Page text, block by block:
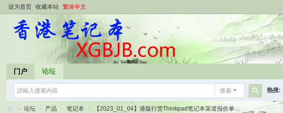
设为首页 收藏本站 繁体中文
门户 论坛
搜索
搜
熱搜:
» 论坛 › 产品 › 笔记本 › 【2023_01_04】港版行货Thinkpad笔记本渠道报价单 ...